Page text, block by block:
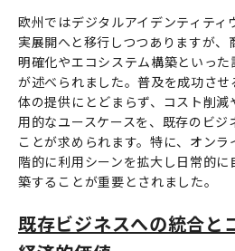
欧州ではデジタルアイデンティティ
実展開へと移行しつつありますが、
明確化やエコシステム構築といっ
が述べられました。普及を成功さ
体の提供にとどまらず、コスト削
用的なユースケースを、既存のビジ
ことが求められます。特に、オン
階的に利用シーンを拡大し日常的
築することが重要とされました。
既存ビジネスへの統合と